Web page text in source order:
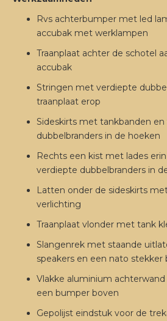
Rvs achterbumper met led
accubak met werklampen
Traanplaat achter de schotel
accubak
Stringen met verdiepte
traanplaat erop
Sideskirts met tankbanden
dubbelbranders in de hoeken
Rechts een kist met lades
verdiepte dubbelbranders in
Latten onder de sideskirts
verlichting
Traanplaat vlonder met tank
Slangenrek met staande
speakers en een nato stekker
Vlakke aluminium
een bumper boven
Gepolijst eindstuk voor de